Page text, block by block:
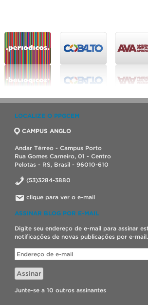
LOCALIZE O PPGCEM
CAMPUS ANGLO
Andar Térreo - Campus Porto
Rua Gomes Carneiro, 01 - Centro
Pelotas - RS, Brasil - 96010-610
(53)3284-3880
clique para ver o e-mail
ASSINAR BLOG POR E-MAIL
Digite seu endereço de e-mail para assinar
notificações de novas publicações por e-mail.
Endereço
de
e-
mail
Assinar
Junte-se a 10 outros assinantes